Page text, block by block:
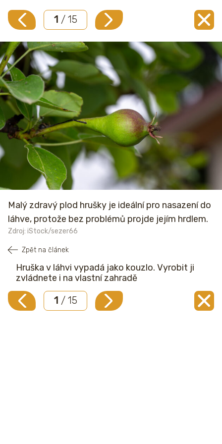
1 / 15
Malý zdravý plod hrušky je ideální pro nasazení do
láhve, protože bez problémů projde jejím hrdlem.
Zdroj: iStock/sezer66
Zpět na článek
Hruška v láhvi vypadá jako kouzlo. Vyrobit ji
zvládnete i na vlastní zahradě
1 / 15